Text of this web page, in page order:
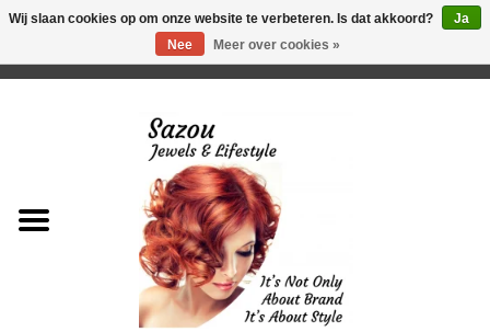
Just for Him
Wij slaan cookies op om onze website te verbeteren. Is dat akkoord?
Ja
Nee
Meer over cookies »